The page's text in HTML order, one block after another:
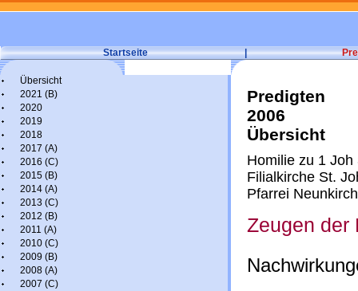
Startseite |
Übersicht
2021 (B)
2020
2019
2018
2017 (A)
2016 (C)
2015 (B)
2014 (A)
2013 (C)
2012 (B)
2011 (A)
2010 (C)
2009 (B)
2008 (A)
2007 (C)
Predigten
2006
Übersicht
Homilie zu 1
Filialkirche St.
Pfarrei
Zeugen der